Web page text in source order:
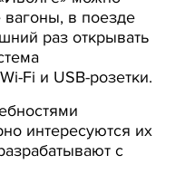
вагоны, в поезде
раз открывать
Fi и USB-розетки.
интересуются их
с